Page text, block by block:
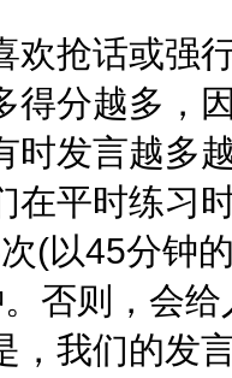
抢话或强行
得分越多，
时发言越多
在平时练习
(以45分钟
否则，会
，我们的发